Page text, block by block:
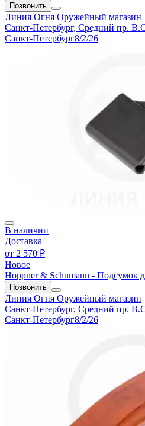
Позвонить
Линия Огня Оружейный магазин
Санкт-Петербург, Средний пр.
Санкт-Петербург8/2/26
В наличии
Доставка
от 2 570 ₽
Новое
Hoppner & Schumann - Подсумок
Позвонить
Линия Огня Оружейный магазин
Санкт-Петербург, Средний пр.
Санкт-Петербург8/2/26